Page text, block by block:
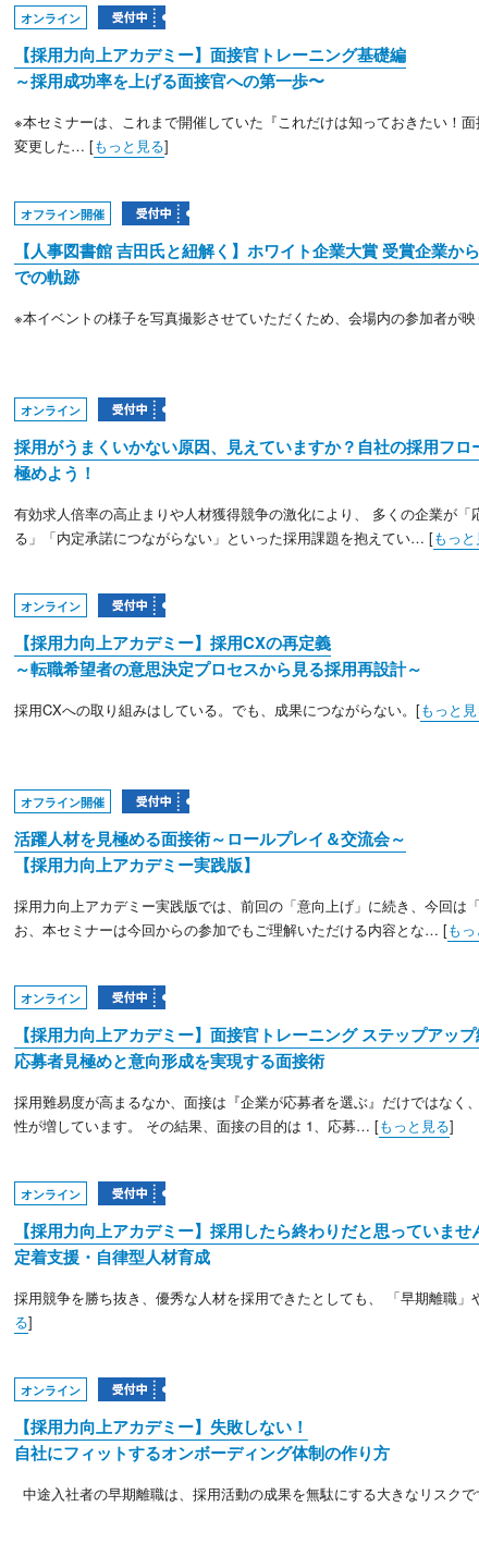
オンライン
【採用力向上アカデミー】面接官トレーニング基礎編
～採用成功率を上げる面接官への第一歩〜
※本セミナーは、これまで開催していた『これだけは知っておきたい
変更した… [もっと見る]
オフライン開催
【人事図書館 吉田氏と紐解く】ホワイト企業大賞 受賞企業か
での軌跡
※本イベントの様子を写真撮影させていただくため、会場内の参加者が
オンライン
採用がうまくいかない原因、見えていますか？自社の採用フ
極めよう！
有効求人倍率の高止まりや人材獲得競争の激化により、 多くの企業が
る」「内定承諾につながらない」といった採用課題を抱えてい… [もっ
オンライン
【採用力向上アカデミー】採用CXの再定義
～転職希望者の意思決定プロセスから見る採用再設計～
採用CXへの取り組みはしている。でも、成果につながらない。[もっと
オフライン開催
活躍人材を見極める面接術～ロールプレイ＆交流会～
【採用力向上アカデミー実践版】
採用力向上アカデミー実践版では、前回の「意向上げ」に続き、今回は
お、本セミナーは今回からの参加でもご理解いただける内容とな… [も
オンライン
【採用力向上アカデミー】面接官トレーニング ステップアッ
応募者見極めと意向形成を実現する面接術
採用難易度が高まるなか、面接は『企業が応募者を選ぶ』だけではなく
性が増しています。 その結果、面接の目的は 1、応募… [もっと見る]
オンライン
【採用力向上アカデミー】採用したら終わりだと思っていま
定着支援・自律型人材育成
採用競争を勝ち抜き、優秀な人材を採用できたとしても、 「早期離職
る]
オンライン
【採用力向上アカデミー】失敗しない！
自社にフィットするオンボーディング体制の作り方
中途入社者の早期離職は、採用活動の成果を無駄にする大きなリスク